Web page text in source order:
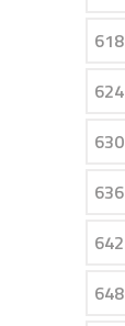
618
624
630
636
642
648